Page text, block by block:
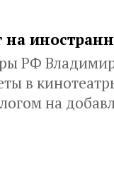
на
РФ
в
на